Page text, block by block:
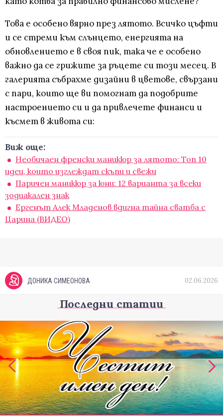
Това е особено вярно през лятото. Всичко цъфти
и се стреми към слънцето, енергията на
обновлението е в своя пик, така че е особено
важно да се грижите за ръцете си този месец. В
галерията събрахме дизайни в цветове, свързани
с пари, които ще ви помогнат да подобрите
настроението си и да привлечете финанси и
късмет в живота си:
Виж още:
Необичаен френски маникюр за лятото: Топ 10
идеи, които изглеждат скъпи и свежи
Паричен маникюр за юни: 12 варианта за всеки
зодиакален знак
Ергенът Алек Младенов вдигна тайна сватба с
Царина (ВИДЕО)
ДОНИКА СИМЕОНОВА 02.06.2026
Последни статии